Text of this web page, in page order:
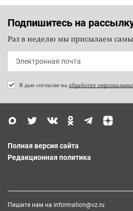
Подпишитесь на
Раз в неделю мы присылаем
Я даю согласие на обработку
Полная версия сайта
Редакционная политика
Пишите нам на information@vz.ru